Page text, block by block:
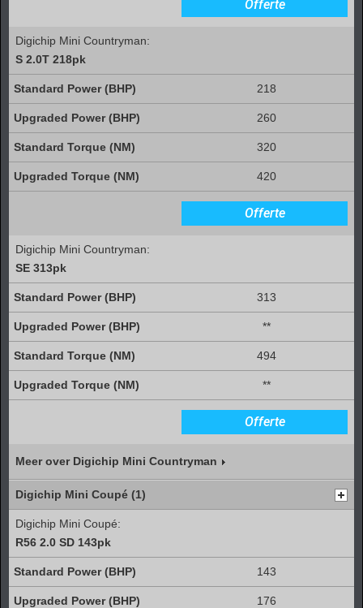
Offerte
Digichip Mini Countryman:
S 2.0T 218pk
218
260
320
420
Offerte
Digichip Mini Countryman:
SE 313pk
313
**
494
**
Offerte
Meer over Digichip Mini Countryman
Digichip Mini Coupé (1)
Digichip Mini Coupé:
R56 2.0 SD 143pk
143
176